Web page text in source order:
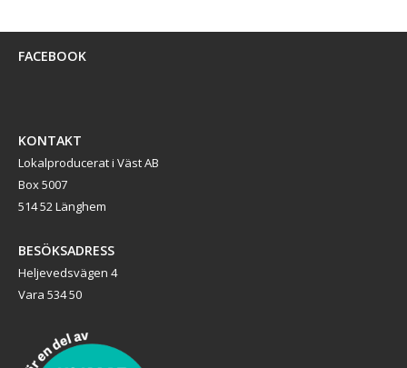
FACEBOOK
KONTAKT
Lokalproducerat i Väst AB
Box 5007
514 52 Länghem
BESÖKSADRESS
Heljevedsvägen 4
Vara 534 50